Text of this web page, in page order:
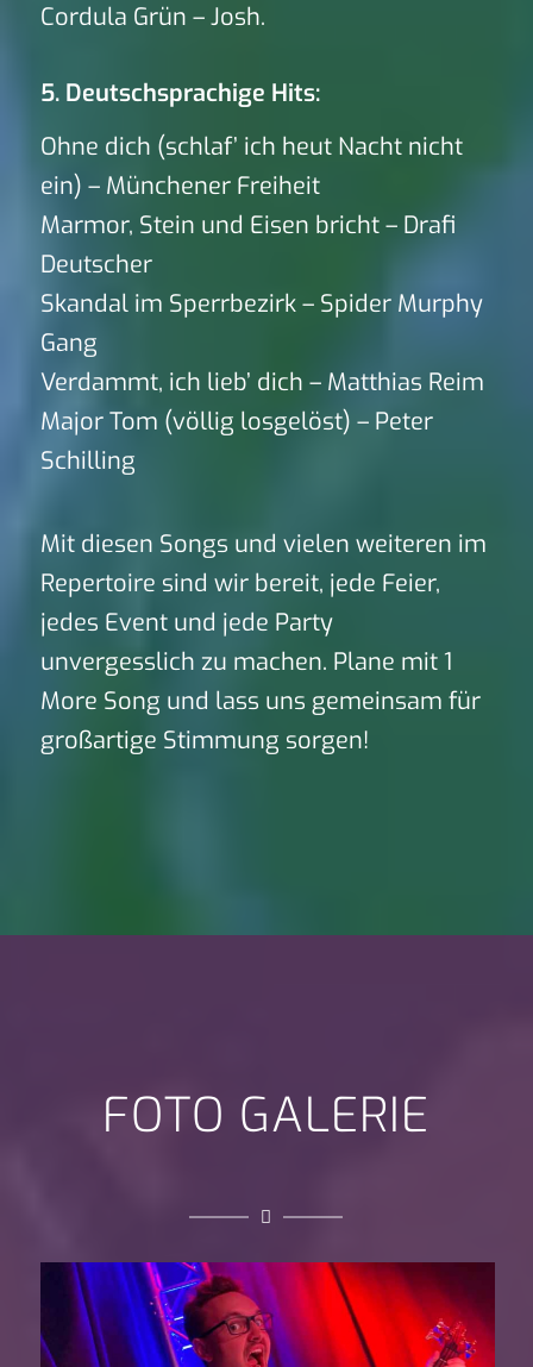
Cordula Grün – Josh.
5. Deutschsprachige Hits:
Ohne dich (schlaf’ ich heut Nacht nicht
ein) – Münchener Freiheit
Marmor, Stein und Eisen bricht – Drafi
Deutscher
Skandal im Sperrbezirk – Spider Murphy
Gang
Verdammt, ich lieb’ dich – Matthias Reim
Major Tom (völlig losgelöst) – Peter
Schilling
Mit diesen Songs und vielen weiteren im
Repertoire sind wir bereit, jede Feier,
jedes Event und jede Party
unvergesslich zu machen. Plane mit 1
More Song und lass uns gemeinsam für
großartige Stimmung sorgen!
FOTO GALERIE